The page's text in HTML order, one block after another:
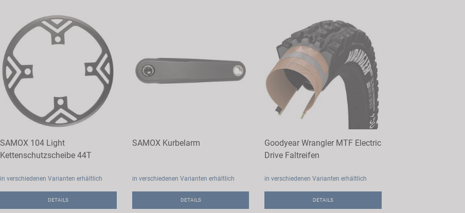
SAMOX 104 Light
Kettenschutzscheibe 44T
in verschiedenen Varianten erhältlich
DETAILS
SAMOX Kurbelarm
in verschiedenen Varianten erhältlich
DETAILS
Goodyear Wrangler MTF Electric
Drive Faltreifen
in verschiedenen Varianten erhältlich
DETAILS